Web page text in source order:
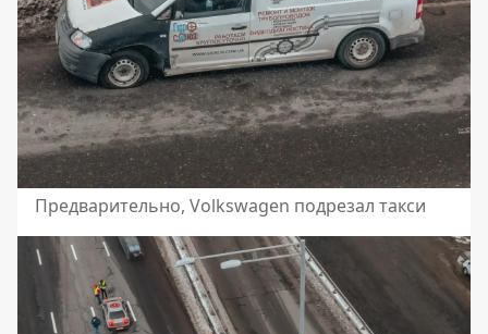
Предварительно, Volkswagen подрезал такси